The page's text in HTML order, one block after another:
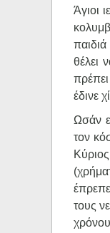
Άγιοι
παιδιά
θέλει
έδινε
Ωσάν
τον
τους